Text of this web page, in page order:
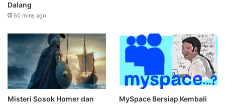
Dalang
50 mins ago
Misteri Sosok Homer dan
MySpace Bersiap Kembali